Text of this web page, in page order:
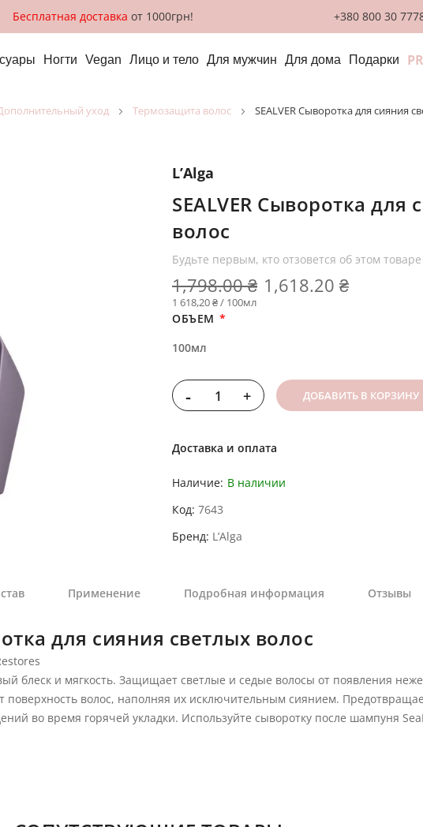
Бесплатная доставка от 1000грн! +380 800 30
Ногти Vegan Лицо и тело Для мужчин Для дома Подарки
дополнительный уход термозащита волос SEALVER Сыворотка для сияния
L’Alga
SEALVER Сыворотка для
волос
Будьте первым, кто отзовется об этом товаре
1,618.20 ₴
1,798.00 ₴
1 618,20 ₴ / 100мл
ОБЪЕМ
100мл
- + ДОБАВИТЬ В КОРЗИНУ
Доставка и оплата
Наличие: В наличии
Код 7643
Бренд L’Alga
для сияния светлых волос
блеск и мягкость. Защищает светлые и седые волосы от появления
поверхность волос, наполняя их исключительным сиянием.
во время горячей укладки. Используйте сыворотку после шампуня
Применение Подробная информация Отзывы